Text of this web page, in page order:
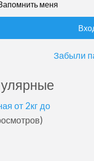
меня
Забыли
от 2кг до